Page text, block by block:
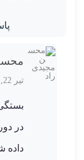
تیر 22, 1401 در 5:58 ب.ظ
در
داده